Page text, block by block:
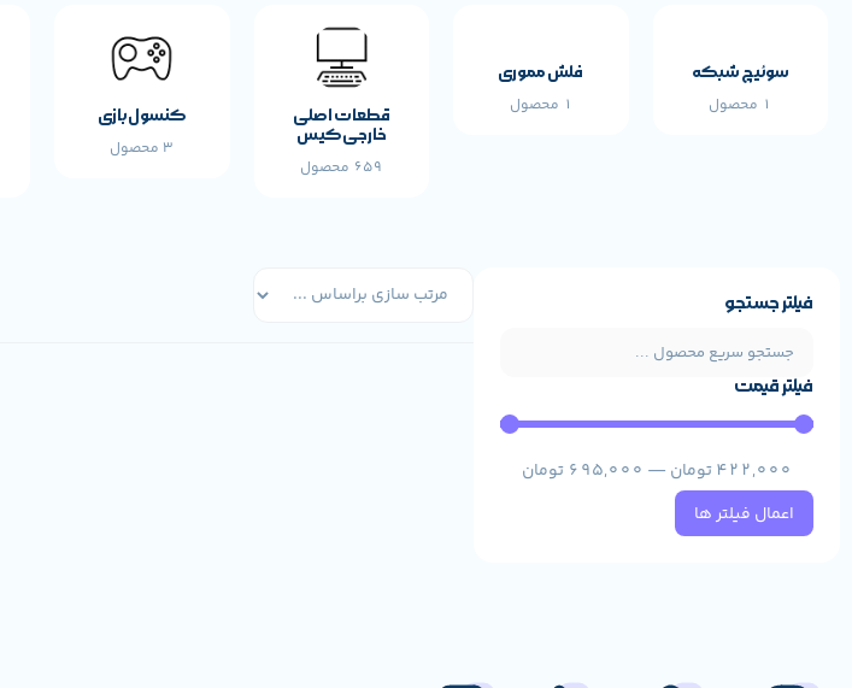
سوئیچ شبکه
1 محصول
فلش مموری
1 محصول
قطعات اصلی
خارجی کیس
659 محصول
کنسول بازی
3 محصول
فیلتر جستجو
فیلتر قیمت
422,000تومان —
695,000 تومان
اعمال فیلتر ها